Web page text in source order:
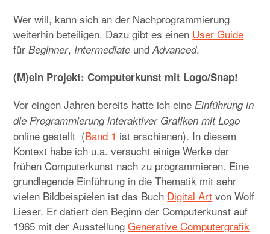
Wer will, kann sich an der Nachprogrammierung
weiterhin beteiligen. Dazu gibt es einen User Guide
fürBeginner, Intermediate undAdvanced.
(M)ein Projekt: Computerkunst mit Logo/Snap!
Vor eingen Jahren bereits hatte ich eine Einführung in
die Programmierung interaktiver Grafiken mit Logo
online gestellt (Band 1 ist erschienen). In diesem
Kontext habe ich u.a. versucht einige Werke der
frühen Computerkunst nach zu programmieren. Eine
grundlegende Einführung in die Thematik mit sehr
vielen Bildbeispielen ist das Buch Digital Art von Wolf
Lieser. Er datiert den Beginn der Computerkunst auf
1965 mit der AusstellungGenerative Computergrafik